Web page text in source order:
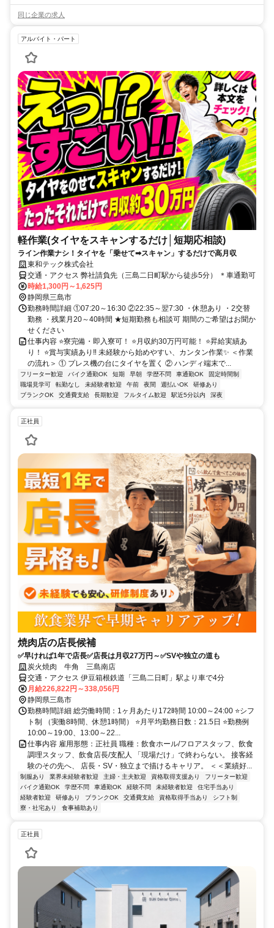
同じ企業の求人
アルバイト・パート
軽作業(タイヤをスキャンするだけ│短期応相談)
ライン作業ナシ！タイヤを「乗せて➡スキャン」するだけで高月収
東和テック株式会社
交通・アクセス 弊社請負先（三島二日町駅から徒歩5分） ＊車通勤可
時給1,300円～1,625円
静岡県三島市
勤務時間詳細 ①07:20～16:30 ②22:35～翌7:30 ・休憩あり ・2交替
勤務 ・残業月20～40時間 ★短期勤務も相談可 期間のご希望はお聞か
せください
仕事内容 ⭐寮完備・即入寮可！ ⭐月収約30万円可能！ ⭐昇給実績あ
り！ ⭐賞与実績あり‼ 未経験から始めやすい、カンタン作業✨ ＜作業
の流れ＞ ① プレス機の台にタイヤを置く ② ハンディ端末で...
フリーター歓迎 バイク通勤OK 短期 早朝 学歴不問 車通勤OK
固定時間制
職場見学可
転勤なし 未経験者歓迎 午前 夜間 週払いOK
研修あり
ブランクOK
交通費支給 長期歓迎 フルタイム歓迎 駅近5分以内 深夜
正社員
焼肉店の店長候補
✅早ければ1年で店長✅店長は月収27万円～✅SVや独立の道も
炭火焼肉 牛角 三島南店
交通・アクセス 伊豆箱根鉄道「三島二日町」駅より車で4分
月給226,822円～338,056円
静岡県三島市
勤務時間詳細 総労働時間：1ヶ月あたり172時間 10:00～24:00 ⭐シフ
ト制 （実働8時間、休憩1時間） ⭐月平均勤務日数：21.5日 ⭐勤務例
10:00～19:00、13:00～22...
仕事内容 雇用形態：正社員 職種：飲食ホール/フロアスタッフ、飲食
調理スタッフ、飲食店長/支配人 「現場だけ」で終わらない。 接客経
験のその先へ、 店長・SV・独立まで描けるキャリア。 ＜＜業績好...
制服あり 業界未経験者歓迎 主婦・主夫歓迎 資格取得支援あり
フリーター歓迎
バイク通勤OK
学歴不問 車通勤OK 経験不問 未経験者歓迎
住宅手当あり
経験者歓迎
研修あり ブランクOK 交通費支給 資格取得手当あり
シフト制
寮・社宅あり
食事補助あり
正社員